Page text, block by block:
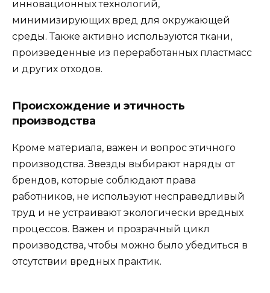
инновационных технологий,
минимизирующих вред для окружающей
среды. Также активно используются ткани,
произведенные из переработанных пластмасс
и других отходов.
Происхождение и этичность
производства
Кроме материала, важен и вопрос этичного
производства. Звезды выбирают наряды от
брендов, которые соблюдают права
работников, не используют несправедливый
труд и не устраивают экологически вредных
процессов. Важен и прозрачный цикл
производства, чтобы можно было убедиться в
отсутствии вредных практик.